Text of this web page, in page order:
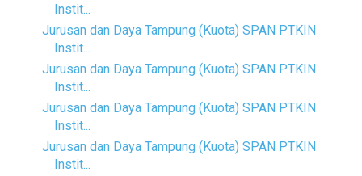
Instit...
Jurusan dan Daya Tampung (Kuota) SPAN PTKIN
Instit...
Jurusan dan Daya Tampung (Kuota) SPAN PTKIN
Instit...
Jurusan dan Daya Tampung (Kuota) SPAN PTKIN
Instit...
Jurusan dan Daya Tampung (Kuota) SPAN PTKIN
Instit...